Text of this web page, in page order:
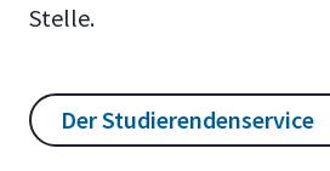
Stelle.
Der Studierendenservice